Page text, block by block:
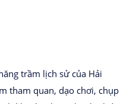
trầm lịch sử của Hải
tham quan, dạo chơi, chụp